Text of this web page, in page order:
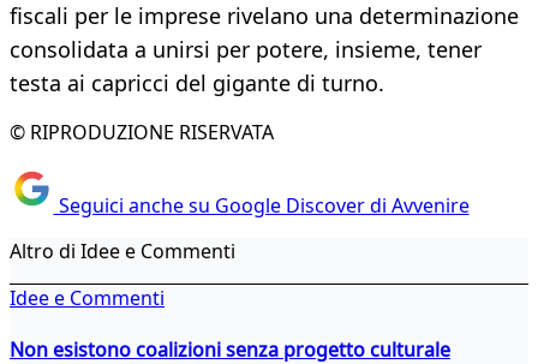
fiscali per le imprese rivelano una determinazione
consolidata a unirsi per potere, insieme, tener
testa ai capricci del gigante di turno.
© RIPRODUZIONE RISERVATA
Seguici anche su Google Discover di Avvenire
Altro di Idee e Commenti
Idee e Commenti
Non esistono coalizioni senza progetto culturale